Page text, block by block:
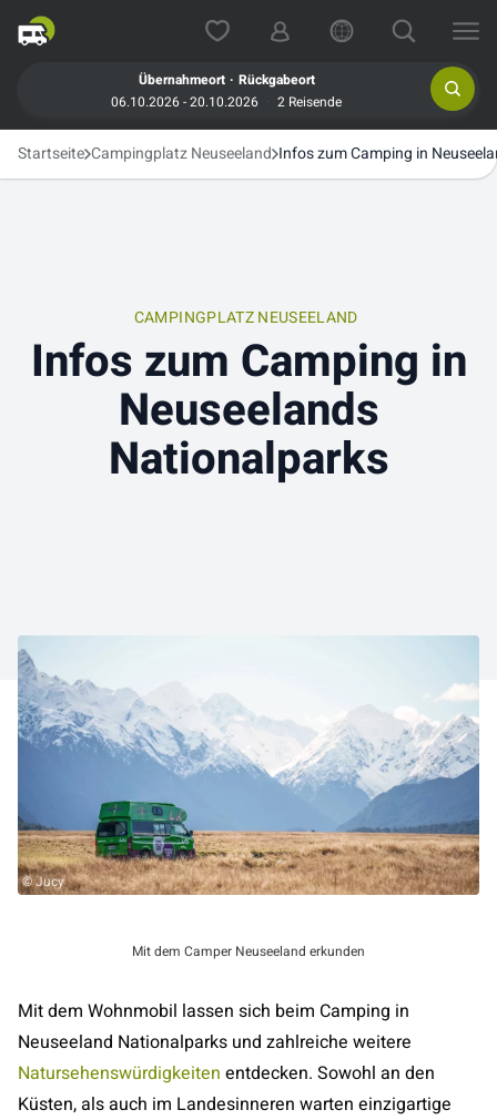
Übernahmeort . Rückgabeort
06.10.2026 - 20.10.2026
2 Reisende
Startseite Campingplatz Neuseeland Infos zum Camping in
CAMPINGPLATZ NEUSEELAND
Infos zum Camping in
Neuseelands
Nationalparks
©Jucy
Mit dem Camper Neuseeland erkunden
Mit dem Wohnmobil lassen sich beim Camping in
Neuseeland Nationalparks und zahlreiche weitere
Natursehenswürdigkeiten entdecken. Sowohl an den
Küsten, als auch im Landesinneren warten einzigartige